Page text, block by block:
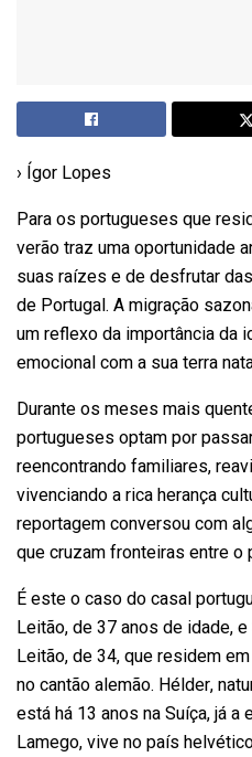
› Ígor Lopes
Para os portugueses que
verão traz uma oportunidade
suas raízes e de desfrutar
de Portugal. A migração
um reflexo da importância da
emocional com a sua terra
Durante os meses mais
portugueses optam por
reencontrando familiares,
vivenciando a rica herança
reportagem conversou com
que cruzam fronteiras entre o
É este o caso do casal
Leitão, de 37 anos de idade,
Leitão, de 34, que residem em
no cantão alemão. Hélder,
está há 13 anos na Suíça, já a
Lamego, vive no país